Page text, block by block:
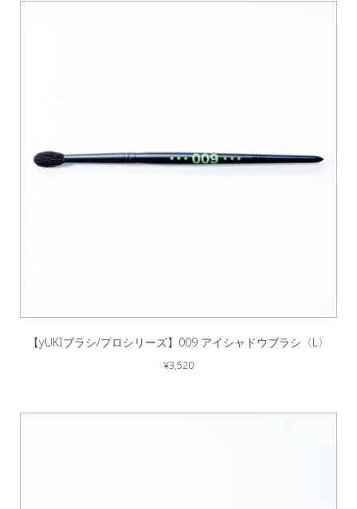
【yUKIブラシ/プロシリーズ】009 アイシャドウブラシ〈L〉
¥3,520